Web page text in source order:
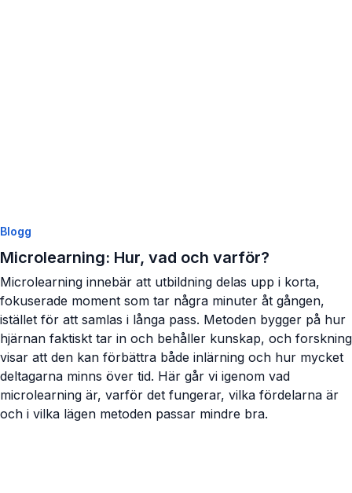
Blogg
Microlearning: Hur, vad och varför?
Microlearning innebär att utbildning delas upp i korta,
fokuserade moment som tar några minuter åt gången,
istället för att samlas i långa pass. Metoden bygger på hur
hjärnan faktiskt tar in och behåller kunskap, och forskning
visar att den kan förbättra både inlärning och hur mycket
deltagarna minns över tid. Här går vi igenom vad
microlearning är, varför det fungerar, vilka fördelarna är
och i vilka lägen metoden passar mindre bra.